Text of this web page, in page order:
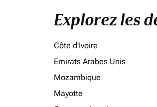
Explorez les
Côte d'Ivoire
Emirats Arabes Unis
Mozambique
Mayotte